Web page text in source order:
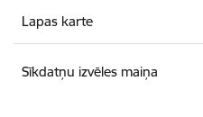
Lapas karte
Sīkdatņu izvēles maiņa